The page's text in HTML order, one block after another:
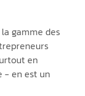
gamme des
en
- en est un